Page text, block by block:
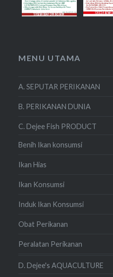
MENU UTAMA
A. SEPUTAR PERIKANAN
B. PERIKANAN DUNIA
C. Dejee Fish PRODUCT
Benih Ikan konsumsi
Ikan Hias
Ikan Konsumsi
Induk Ikan Konsumsi
Obat Perikanan
Peralatan Perikanan
D. Dejee's AQUACULTURE